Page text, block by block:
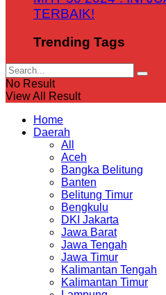
TERBAIK!
Trending Tags
No Result
View All Result
Home
Daerah
All
Aceh
Bangka Belitung
Banten
Belitung Timur
Bengkulu
DKI Jakarta
Jawa Barat
Jawa Tengah
Jawa Timur
Kalimantan Tengah
Kalimantan Timur